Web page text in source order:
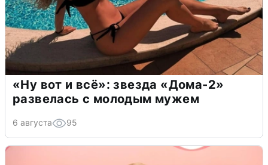
«Ну вот и всё»: звезда «Дома-2»
развелась с молодым мужем
6 августа 95